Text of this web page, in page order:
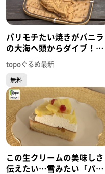
パリモチたい焼きがバニラ
の大海へ頭からダイブ！
「鯛焼みやび」（大崎市古
川七日町）#473【topoぐる
め】
topoぐるめ最新
無料
この生クリームの美味しさ
伝えたい…雪みたい「パテ